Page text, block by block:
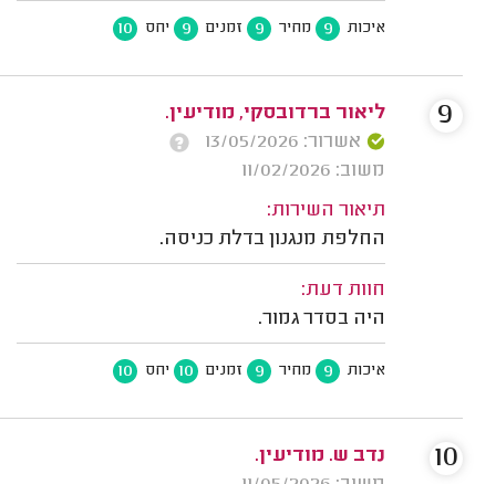
איכות 9 מחיר 9 זמנים 9 יחס 10
ליאור ברדובסקי, מודיעין.
אשרור: 13/05/2026
משוב: 11/02/2026
תיאור השירות:
החלפת מנגנון בדלת כניסה.
חוות דעת:
היה בסדר גמור.
איכות 9 מחיר 9 זמנים 10 יחס 10
9
נדב ש. מודיעין.
10